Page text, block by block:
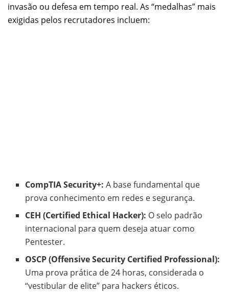
invasão ou defesa em tempo real. As “medalhas” mais
exigidas pelos recrutadores incluem:
CompTIA Security+: A base fundamental que
prova conhecimento em redes e segurança.
CEH (Certified Ethical Hacker): O selo padrão
internacional para quem deseja atuar como
Pentester.
OSCP (Offensive Security Certified Professional):
Uma prova prática de 24 horas, considerada o
“vestibular de elite” para hackers éticos.